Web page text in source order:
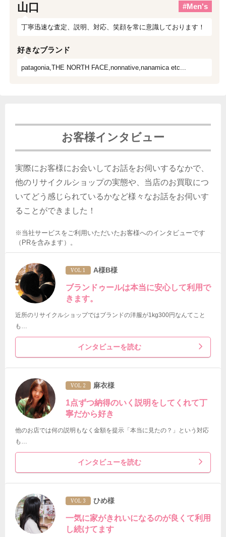
山口 #Men's
丁寧迅速な査定、説明、対応、笑顔を常に意識しております！
好きなブランド
patagonia,THE NORTH FACE,nonnative,nanamica etc...
お客様インタビュー
実際にお客様にお会いしてお話をお伺いするなかで、
他のリサイクルショップの実態や、当店のお買取につ
いてどう感じられているかなど様々なお話をお伺いす
ることができました！
※当社サービスをご利用いただいたお客様へのインタビューです
（PRを含みます）。
VOL 1 A様B様
ブランドゥールは本当に安心して利用で
きます。
近所のリサイクルショップではブランドの洋服が1kg300円なんてこと
も…
インタビューを読む
VOL 2 麻衣様
1点ずつ納得のいく説明をしてくれて丁
寧だから好き
他のお店では何の説明もなく金額を提示「本当に見たの？」という対応
も…
インタビューを読む
VOL 3 ひめ様
一気に家がきれいになるのが良くて利用
し続けてます